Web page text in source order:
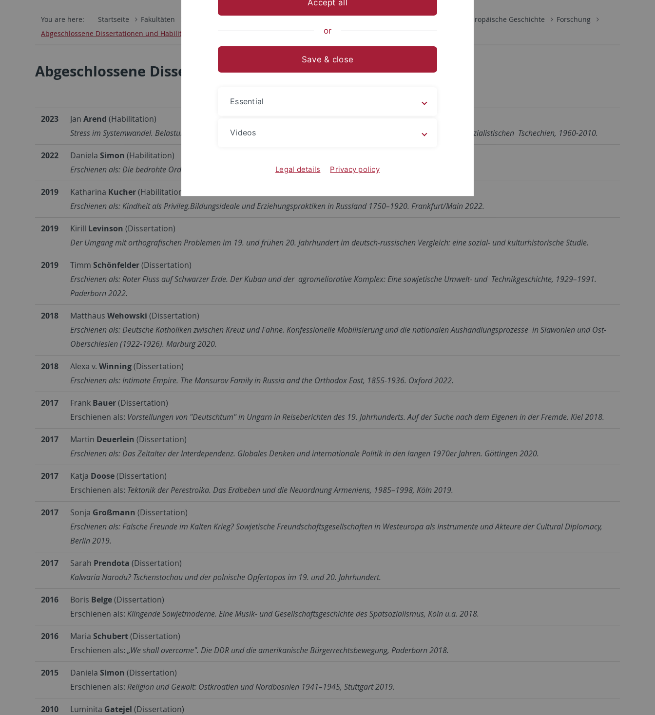
You are here: Startseite Fakultäten Osteuropäische Geschichte
Forschung
Abgeschlossene Dissertationen und Habilitationen
Abgeschlossene Dissertationen und Habilitationen seit 2009
2023 Jan Arend (Habilitation)
Stress im Systemwandel. Belastungssorge und Therapeutisierung in der sozialistischen Tschechoslowakei und im postsozialistischen Tschechien, 1960-2010.
2022 Daniela Simon (Habilitation)
Erschienen als: Die bedrohte Ordnung der Vielfalt. Kulturelle Hybridität in Istrien, 1870-1914. Bielefeld 2024.
2019 Katharina Kucher(Habilitation)
Erschienen als: Kindheit als Privileg.Bildungsideale und Erziehungspraktiken in Russland 1750–1920. Frankfurt/Main 2022.
2019 Kirill Levinson (Dissertation)
Der Umgang mit orthografischen Problemen im 19. und frühen 20. Jahrhundert im deutsch-russischen Vergleich: eine sozial- und kulturhistorische Studie.
2019 Timm Schönfelder(Dissertation)
Erschienen als: Roter Fluss auf Schwarzer Erde. Der Kuban und der agromeliorative Komplex: Eine sowjetische Umwelt- und Technikgeschichte, 1929–1991.
Paderborn 2022.
2018 Matthäus Wehowski (Dissertation)
Erschienen als: Deutsche Katholiken zwischen Kreuz und Fahne. Konfessionelle Mobilisierung und die nationalen Aushandlungsprozesse in Slawonien und Ost-
Oberschlesien (1922-1926). Marburg 2020.
2018 Alexa v. Winning(Dissertation)
Erschienen als: Intimate Empire. The Mansurov Family in Russia and the Orthodox East, 1855-1936. Oxford 2022.
2017 Frank Bauer(Dissertation)
Erschienen als: Vorstellungen von "Deutschtum" in Ungarn in Reiseberichten des 19. Jahrhunderts. Auf der Suche nach dem Eigenen in der Fremde. Kiel 2018.
2017 Martin Deuerlein (Dissertation)
Erschienen als: Das Zeitalter der Interdependenz. Globales Denken und internationale Politik in den langen 1970er Jahren. Göttingen 2020.
2017 Katja Doose(Dissertation)
Erschienen als: Tektonik der Perestroika. Das Erdbeben und die Neuordnung Armeniens, 1985–1998, Köln 2019.
2017 Sonja Großmann (Dissertation)
Erschienen als: Falsche Freunde im Kalten Krieg? Sowjetische Freundschaftsgesellschaften in Westeuropa als Instrumente und Akteure der Cultural Diplomacy,
Berlin 2019.
2017 Sarah Prendota (Dissertation)
Kalwaria Narodu? Tschenstochau und der polnische Opfertopos im 19. und 20. Jahrhundert.
2016 Boris Belge(Dissertation)
Erschienen als: Klingende Sowjetmoderne. Eine Musik- und Gesellschaftsgeschichte des Spätsozialismus, Köln u.a. 2018.
2016 Maria Schubert(Dissertation)
Erschienen als: „We shall overcome". Die DDR und die amerikanische Bürgerrechtsbewegung, Paderborn 2018.
2015 Daniela Simon (Dissertation)
Erschienen als: Religion und Gewalt: Ostkroatien und Nordbosnien 1941–1945, Stuttgart 2019.
2010 Luminita Gatejel (Dissertation)
Accept all
or
Save & close
Essential
Videos
Legal details Privacy policy